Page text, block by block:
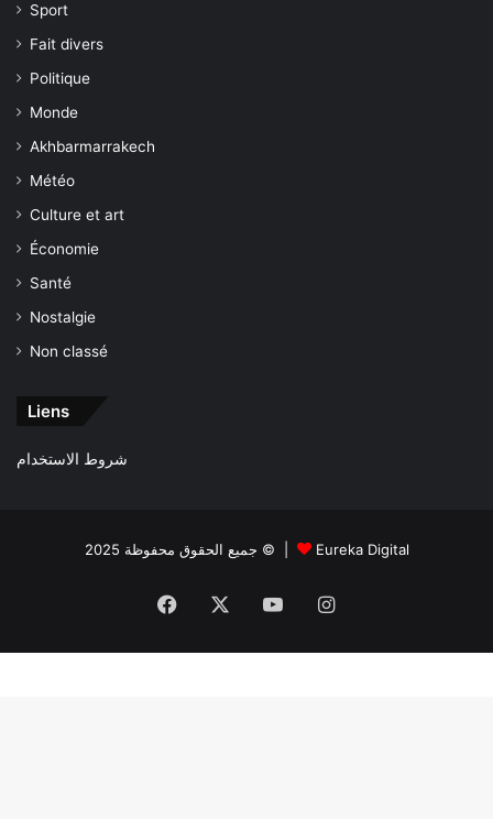
Sport
Fait divers
Politique
Monde
Akhbarmarrakech
Météo
Culture et art
Économie
Santé
Nostalgie
Non classé
Liens
شروط الاستخدام
جميع الحقوق محفوظة 2025 © | Eureka Digital
Facebook YouTubeInstagram